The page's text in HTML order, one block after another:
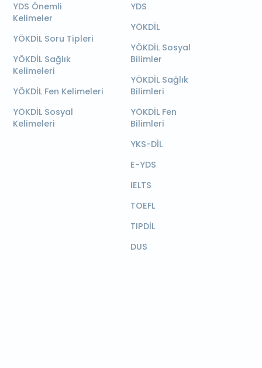
YDS Önemli
Kelimeler
YÖKDİL Soru Tipleri
YÖKDİL Sağlık
Kelimeleri
YÖKDİL Fen Kelimeleri
YÖKDİL Sosyal
Kelimeleri
YDS
YÖKDİL
YÖKDİL Sosyal
Bilimler
YÖKDİL Sağlık
Bilimleri
YÖKDİL Fen
Bilimleri
YKS-DİL
E-YDS
IELTS
TOEFL
TIPDİL
DUS